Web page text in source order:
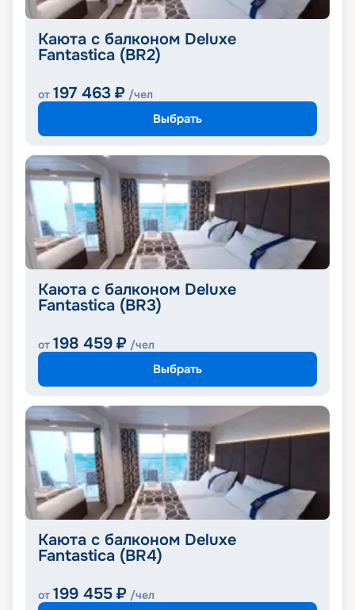
Каюта с балконом Deluxe
Fantastica (BR2)
от 197 463 ₽ /чел
Выбрать
Каюта с балконом Deluxe
Fantastica (BR3)
от 198 459 ₽ /чел
Выбрать
Каюта с балконом Deluxe
Fantastica (BR4)
от 199 455 ₽ /чел